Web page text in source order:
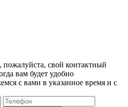
пожалуйста, свой контактный
вам будет удобно
с вами в указанное время и с